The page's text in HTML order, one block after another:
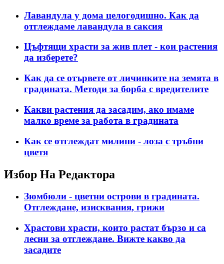
Лавандула у дома целогодишно. Как да
отглеждаме лавандула в саксия
Цъфтящи храсти за жив плет - кои растения
да изберете?
Как да се отървете от личинките на земята в
градината. Методи за борба с вредителите
Какви растения да засадим, ако имаме
малко време за работа в градината
Как се отглеждат милини - лоза с тръбни
цветя
Избор На Редактора
Зюмбюли - цветни острови в градината.
Отглеждане, изисквания, грижи
Храстови храсти, които растат бързо и са
лесни за отглеждане. Вижте какво да
засадите